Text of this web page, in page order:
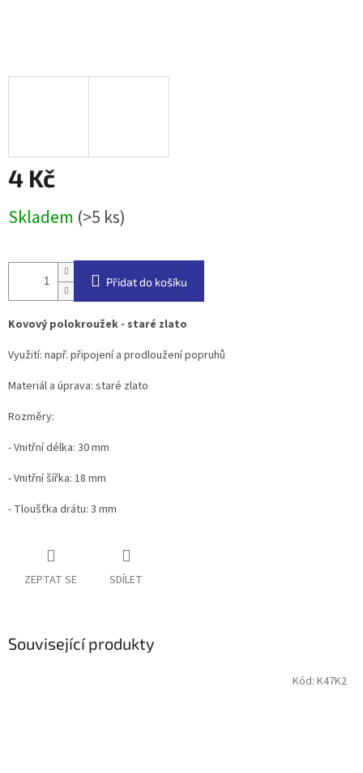
4 Kč
cena:
Skladem (>5 ks)
Přidat do košíku
Kovový polokroužek - staré zlato
Využití: např. připojení a prodloužení popruhů
Materiál a úprava: staré zlato
Rozměry:
- Vnitřní délka: 30 mm
- Vnitřní šířka: 18 mm
- Tloušťka drátu: 3 mm
ZEPTAT SE SDÍLET
Související produkty
Kód: K47K2